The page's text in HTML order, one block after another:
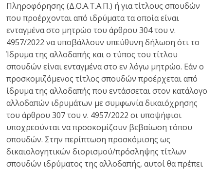
Πληροφόρησης (Δ.Ο.Α.Τ.Α.Π.) ή για τίτλους σπουδών
που προέρχονται από ιδρύματα τα οποία είναι
ενταγμένα στο μητρώο του άρθρου 304 του ν.
4957/2022 να υποβάλλουν υπεύθυνη δήλωση ότι το
Ίδρυμα της αλλοδαπής και ο τύπος του τίτλου
σπουδών είναι ενταγμένα στο εν λόγω μητρώο. Εάν ο
προσκομιζόμενος τίτλος σπουδών προέρχεται από
ίδρυμα της αλλοδαπής που εντάσσεται στον κατάλογο
αλλοδαπών ιδρυμάτων με συμφωνία δικαιόχρησης
του άρθρου 307 του ν. 4957/2022 οι υποψήφιοι
υποχρεούνται να προσκομίζουν βεβαίωση τόπου
σπουδών. Στην περίπτωση προσκόμισης ως
δικαιολογητικών διορισμού/πρόσληψης τίτλων
σπουδών ιδρύματος της αλλοδαπής, αυτοί θα πρέπει